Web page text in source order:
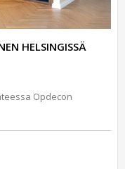
HELSINGISSÄ
Opdecon